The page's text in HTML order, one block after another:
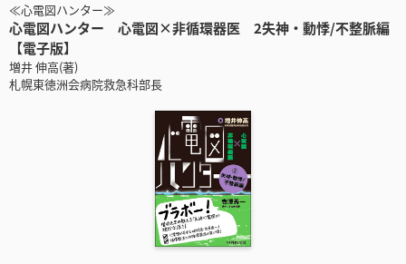
≪心電図ハンター≫
心電図ハンター 心電図×非循環器医 2失神・動悸/不整脈編
【電子版】
増井 伸高(著)
札幌東徳洲会病院救急科部長